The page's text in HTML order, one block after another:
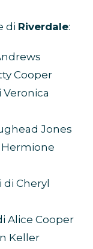
di Riverdale:
Cooper
Jones
Hermione
Cheryl
Alice Cooper
Keller